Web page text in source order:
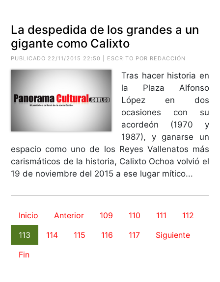
La despedida de los grandes a un
gigante como Calixto
PUBLICADO 22/11/2015 22:50 | ESCRITO POR REDACCIÓN
Tras hacer historia en
la Plaza Alfonso
López en dos
ocasiones con su
acordeón (1970 y
1987), y ganarse un
espacio como uno de los Reyes Vallenatos más
carismáticos de la historia, Calixto Ochoa volvió el
19 de noviembre del 2015 a ese lugar mítico...
Inicio Anterior 109 110 111
112
113
114 115 116 117
Siguiente
Fin